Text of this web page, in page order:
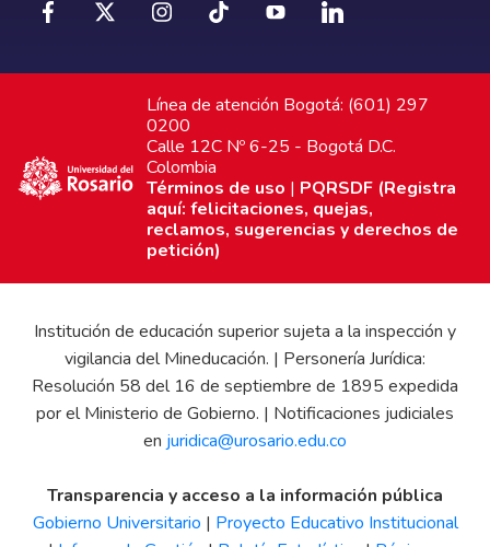
Línea de atención Bogotá: (601) 297
0200
Calle 12C Nº 6-25 - Bogotá D.C.
Colombia
Términos de uso | PQRSDF (Registra
aquí: felicitaciones, quejas,
reclamos, sugerencias y derechos de
petición)
Institución de educación superior sujeta a la inspección y
vigilancia del Mineducación. | Personería Jurídica:
Resolución 58 del 16 de septiembre de 1895 expedida
por el Ministerio de Gobierno. | Notificaciones judiciales
en juridica@urosario.edu.co
Transparencia y acceso a la información pública
Gobierno Universitario | Proyecto Educativo Institucional